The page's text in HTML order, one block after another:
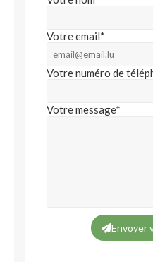
Votre email*
Votre numéro de
Votre message*
Envoyer